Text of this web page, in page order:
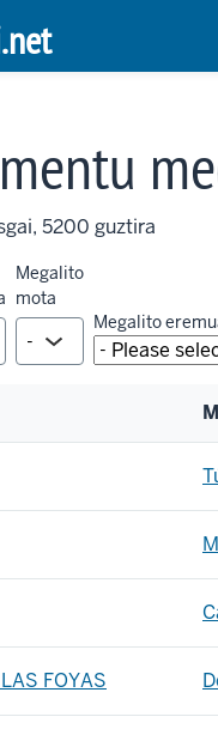
5200 guztira
Megalito
mota
Megalito
FOYAS